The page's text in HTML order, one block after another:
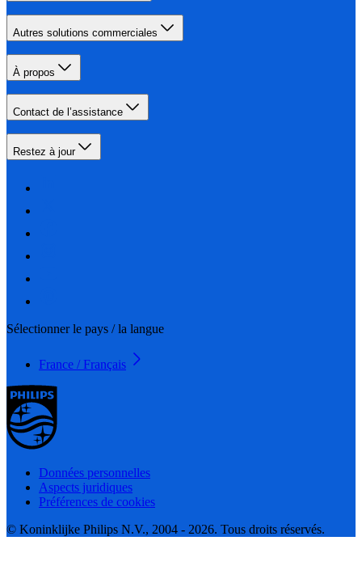
Autres solutions commerciales
À propos
Contact de l’assistance
Restez à jour
Sélectionner le pays / la langue
France / Français
Données personnelles
Aspects juridiques
Préférences de cookies
© Koninklijke Philips N.V., 2004 - 2026. Tous droits réservés.